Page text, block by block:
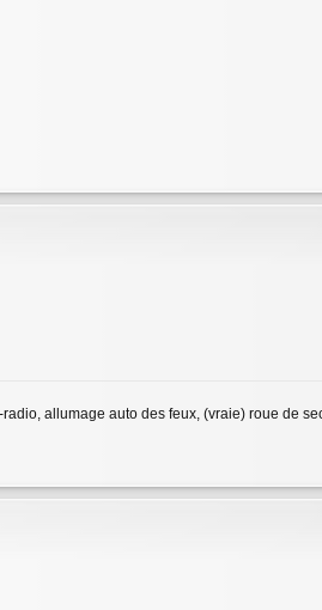
allumage auto des feux, (vraie) roue de